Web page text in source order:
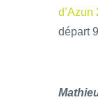
d’Azun
départ